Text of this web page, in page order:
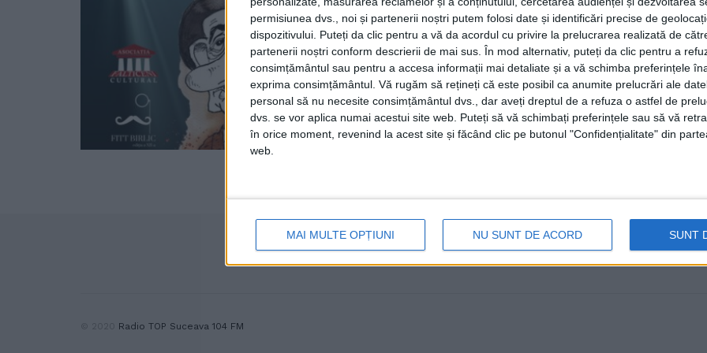
permisiunea dvs., noi și partenerii noștri putem folosi date și identificări precise de
dispozitivului. Puteți da clic pentru a vă da acordul cu privire la prelucrarea realizată de
partenerii noștri conform descrierii de mai sus. În mod alternativ, puteți da clic pentru a
consimțământul sau pentru a accesa informații mai detaliate și a vă schimba preferințele
exprima consimțământul. Vă rugăm să rețineți că este posibil ca anumite prelucrări ale
personal să nu necesite consimțământul dvs., dar aveți dreptul de a refuza o astfel de
dvs. se vor aplica numai acestui site web. Puteți să vă schimbați preferințele sau să vă
în orice moment, revenind la acest site și făcând clic pe butonul "Confidențialitate" din
web.
MAI MULTE OPȚIUNI NU SUNT DE ACORD SUNT
Tineret „Grigore Vasiliu Birlic”
22 AUGUST, 2022
Săptămîna aceasta, Fălticeniul găzduiește trei
Internaţional de Teatru pentru Tineret „Grigore Vasiliu
Radio TOP Suceava 104 FM